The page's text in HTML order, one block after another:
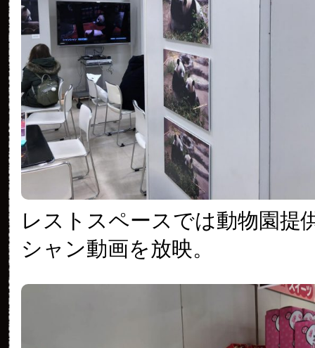
レストスペースでは動物園提
シャン動画を放映。